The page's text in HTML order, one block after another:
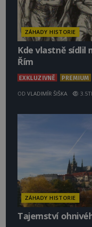
ZÁHADY HISTORIE
Kde vlastně sídlil
Řím
EXKLUZIVNĚ PREMIUM
OD VLADIMÍR ŠIŠKA
ZÁHADY HISTORIE
Tajemství